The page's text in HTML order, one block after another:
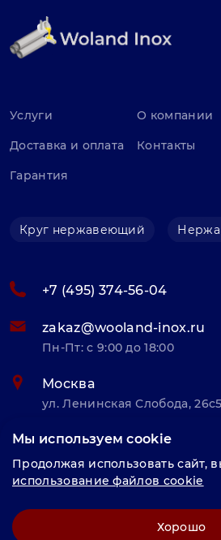
Услуги
Доставка и оплата
Гарантия
О компании
Контакты
Круг нержавеющий
+7 (495) 374-56-04
zakaz@wooland-inox.ru
Пн-Пт: с 9:00 до 18:00
Москва
ул. Ленинская Слобода, 26с5
© «Велунд нержавейка» 2025,
продвижение " LCAgency"
Мы используем cookie
Продолжая использовать сайт,
использование файлов cookie
Хорошо